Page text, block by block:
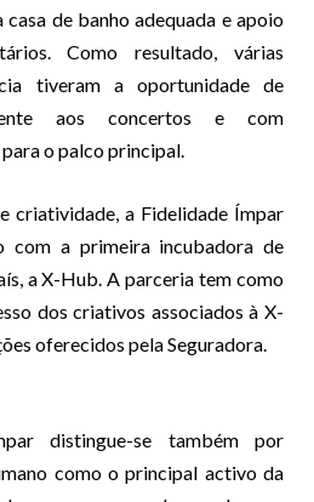
de banho adequada e apoio
Como resultado, várias
tiveram a oportunidade de
aos concertos e com
o palco principal.
criatividade, a Fidelidade Ímpar
com a primeira incubadora de
a X-Hub. A parceria tem como
dos criativos associados à X-
oferecidos pela Seguradora.
distingue-se também por
como o principal activo da